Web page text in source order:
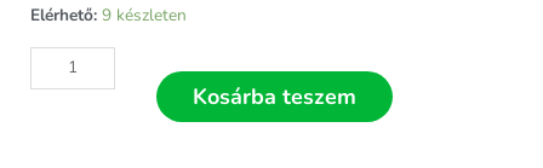
Elérhető: 9 készleten
Antracit
keretes
Kosárba teszem